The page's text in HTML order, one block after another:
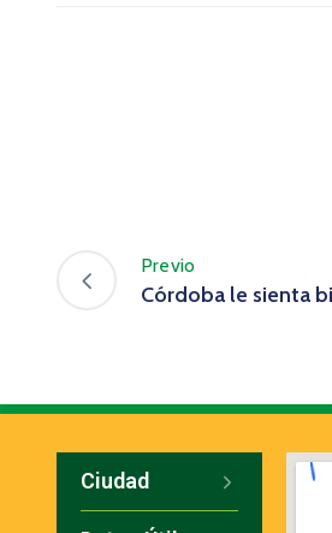
Previo
Córdoba le sienta
Ciudad